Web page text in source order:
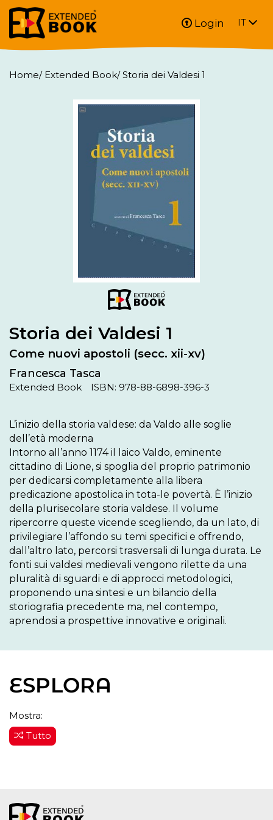
Login IT
Home/ Extended Book/ Storia dei Valdesi 1
Storia dei Valdesi 1
Come nuovi apostoli (secc. xii-xv)
Francesca Tasca
Extended Book ISBN: 978-88-6898-396-3
L’inizio della storia valdese: da Valdo alle soglie
dell’età moderna
Intorno all’anno 1174 il laico Valdo, eminente
cittadino di Lione, si spoglia del proprio patrimonio
per dedicarsi completamente alla libera
predicazione apostolica in tota-le povertà. È l’inizio
della plurisecolare storia valdese. Il volume
ripercorre queste vicende scegliendo, da un lato, di
privilegiare l’affondo su temi specifici e offrendo,
dall’altro lato, percorsi trasversali di lunga durata. Le
fonti sui valdesi medievali vengono rilette da una
pluralità di sguardi e di approcci metodologici,
proponendo una sintesi e un bilancio della
storiografia precedente ma, nel contempo,
aprendosi a prospettive innovative e originali.
ESPLORA
Mostra:
Tutto